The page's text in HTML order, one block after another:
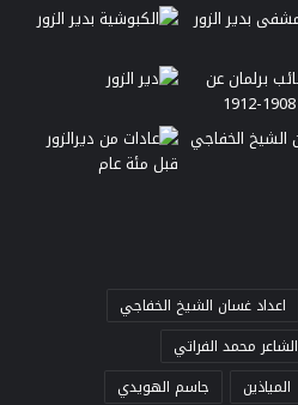
اعداد غسان الشيخ الخفاجي
الشاعر محمد الفراتي
المياذين
جاسم الهويدي